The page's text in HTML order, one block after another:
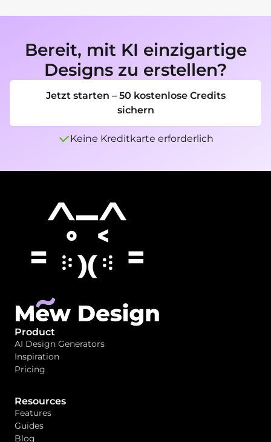
Bereit, mit KI einzigartige
Designs zu erstellen?
Jetzt starten – 50 kostenlose Credits
sichern
Keine Kreditkarte erforderlich
Product
AI Design Generators
Inspiration
Pricing
Resources
Features
Guides
Blog